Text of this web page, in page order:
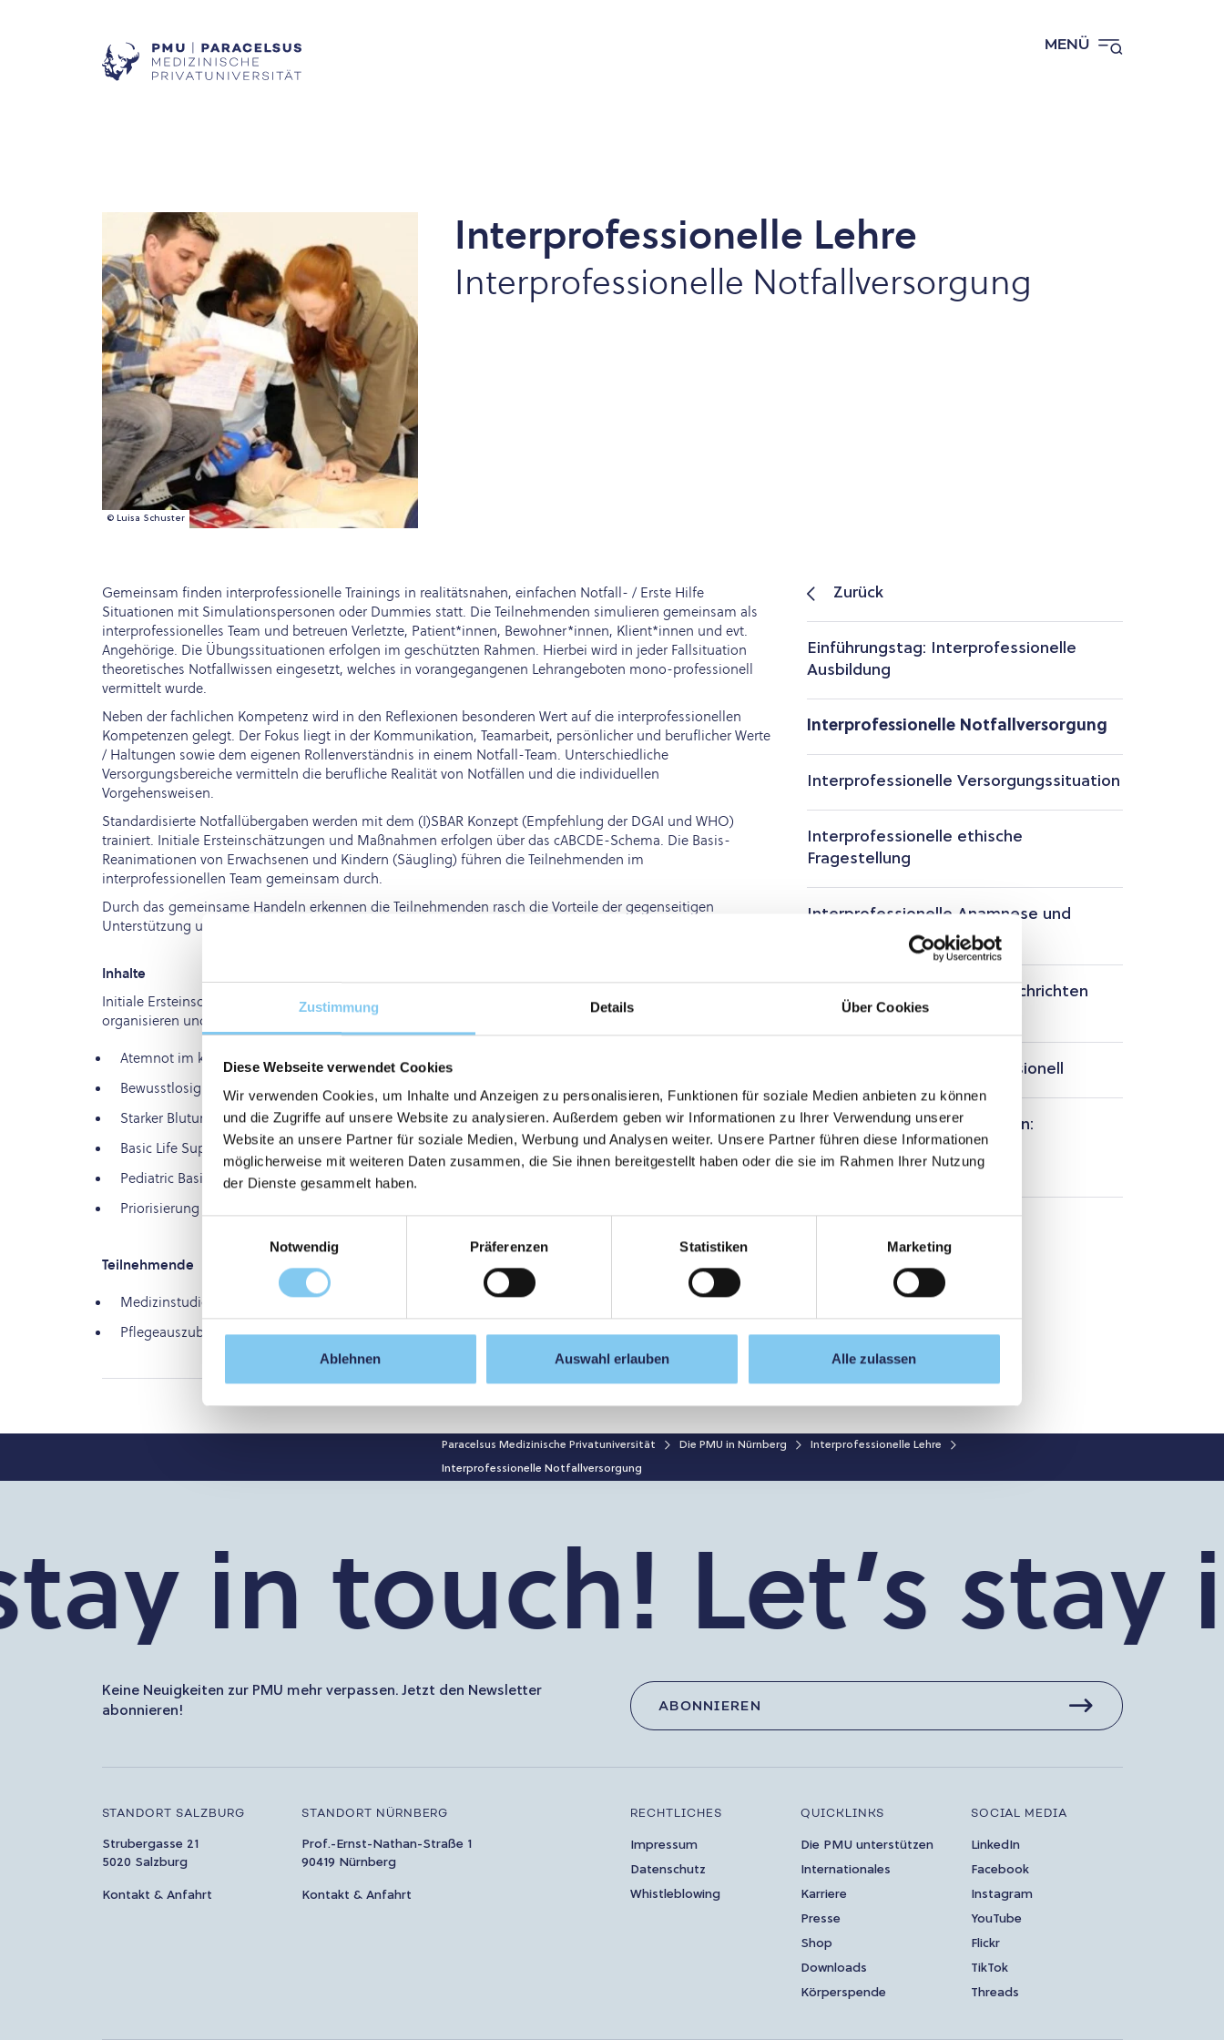
Zustimmung Details Über Cookies
Diese Webseite verwendet Cookies
Wir verwenden Cookies, um Inhalte und Anzeigen zu personalisieren, Funktionen für soziale Medien anbieten zu können
und die Zugriffe auf unsere Website zu analysieren. Außerdem geben wir Informationen zu Ihrer Verwendung unserer
Website an unsere Partner für soziale Medien, Werbung und Analysen weiter. Unsere Partner führen diese Informationen
möglicherweise mit weiteren Daten zusammen, die Sie ihnen bereitgestellt haben oder die sie im Rahmen Ihrer Nutzung
der Dienste gesammelt haben.
Notwendig
Präferenzen Statistiken Marketing
Ablehnen Auswahl erlauben Alle zulassen
MENÜ
© Luisa Schuster
Interprofessionelle Lehre
Interprofessionelle Notfallversorgung
Gemeinsam finden interprofessionelle Trainings in realitätsnahen, einfachen Notfall- / Erste Hilfe
Situationen mit Simulationspersonen oder Dummies statt. Die Teilnehmenden simulieren gemeinsam als
interprofessionelles Team und betreuen Verletzte, Patient*innen, Bewohner*innen, Klient*innen und evt.
Angehörige. Die Übungssituationen erfolgen im geschützten Rahmen. Hierbei wird in jeder Fallsituation
theoretisches Notfallwissen eingesetzt, welches in vorangegangenen Lehrangeboten mono-professionell
vermittelt wurde.
Neben der fachlichen Kompetenz wird in den Reflexionen besonderen Wert auf die interprofessionellen
Kompetenzen gelegt. Der Fokus liegt in der Kommunikation, Teamarbeit, persönlicher und beruflicher Werte
/ Haltungen sowie dem eigenen Rollenverständnis in einem Notfall-Team. Unterschiedliche
Versorgungsbereiche vermitteln die berufliche Realität von Notfällen und die individuellen
Vorgehensweisen.
Standardisierte Notfallübergaben werden mit dem (I)SBAR Konzept (Empfehlung der DGAI und WHO)
trainiert. Initiale Ersteinschätzungen und Maßnahmen erfolgen über das cABCDE-Schema. Die Basis-
Reanimationen von Erwachsenen und Kindern (Säugling) führen die Teilnehmenden im
interprofessionellen Team gemeinsam durch.
Durch das gemeinsame Handeln erkennen die Teilnehmenden rasch die Vorteile der gegenseitigen
Unterstützung und nehmen dies als Initialgedanke der interprofessionellen Zusammenarbeit mit.
Inhalte
Initiale Ersteinschätzungen, erste Hilfe-Maßnahmen und Notfallversorgung, weiterführende Hilfe
organisieren und standardisierte Übergabe bei….
Atemnot im klinisch-stationären Setting
Bewusstlosigkeit innerklinisch auf dem Flur
Starker Blutung in der Langzeitpflege-Einrichtung
Basic Life Support bei Erwachsenem im häuslichen Umfeld
Pediatric Basic Life Support bei Säugling im klinischen Setting mit Angehörigenbetreuung
Priorisierung von Patient*innen in der Notaufnahme
Teilnehmende
Medizinstudierende der Paracelsus Medizinischen Universität Nürnberg
Pflegeauszubildende der Akademie Klinikum Nürnberg
Zurück
Einführungstag: Interprofessionelle
Ausbildung
Interprofessionelle Notfallversorgung
Interprofessionelle Versorgungssituation
Interprofessionelle ethische
Fragestellung
Interprofessionelle Anamnese und
Überbringen schwieriger Nachrichten
interprofessionell
Complex Cases interprofessionell
NIPSTA-Ausbildungstationen:
Interprofessionelle
Patient*innenversorgung
Paracelsus Medizinische Privatuniversität Die PMU in Nürnberg
Interprofessionelle Lehre
Interprofessionelle Notfallversorgung
in touch!Let’s stay
Keine Neuigkeiten zur PMU mehr verpassen. Jetzt den Newsletter
abonnieren!
ABONNIEREN
STANDORT SALZBURG
Strubergasse 21
5020 Salzburg
Kontakt & Anfahrt
STANDORT NÜRNBERG
Prof.-Ernst-Nathan-Straße 1
90419 Nürnberg
Kontakt & Anfahrt
RECHTLICHES
Impressum
Datenschutz
Whistleblowing
QUICKLINKS
Die PMU unterstützen
Internationales
Karriere
Presse
Shop
Downloads
Körperspende
SOCIAL MEDIA
LinkedIn
Facebook
Instagram
YouTube
Flickr
TikTok
Threads